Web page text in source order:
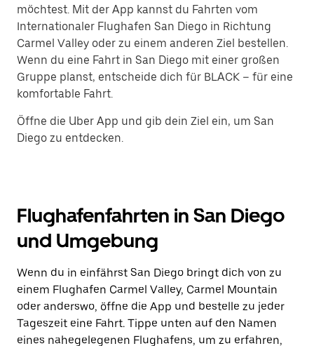
möchtest. Mit der App kannst du Fahrten vom
Internationaler Flughafen San Diego in Richtung
Carmel Valley oder zu einem anderen Ziel bestellen.
Wenn du eine Fahrt in San Diego mit einer großen
Gruppe planst, entscheide dich für BLACK – für eine
komfortable Fahrt.
Öffne die Uber App und gib dein Ziel ein, um San
Diego zu entdecken.
Flughafenfahrten in San Diego
und Umgebung
Wenn du in einfährst San Diego bringt dich von zu
einem Flughafen Carmel Valley, Carmel Mountain
oder anderswo, öffne die App und bestelle zu jeder
Tageszeit eine Fahrt. Tippe unten auf den Namen
eines nahegelegenen Flughafens, um zu erfahren,